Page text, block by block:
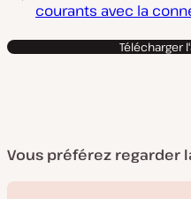
courants avec la
Télécharger
Vous préférez regarder